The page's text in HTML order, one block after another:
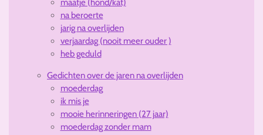
maatje (hond/kat)
na beroerte
jarig na overlijden
verjaardag (nooit meer ouder )
heb geduld
Gedichten over de jaren na overlijden
moederdag
ik mis je
mooie herinneringen (27 jaar)
moederdag zonder mam